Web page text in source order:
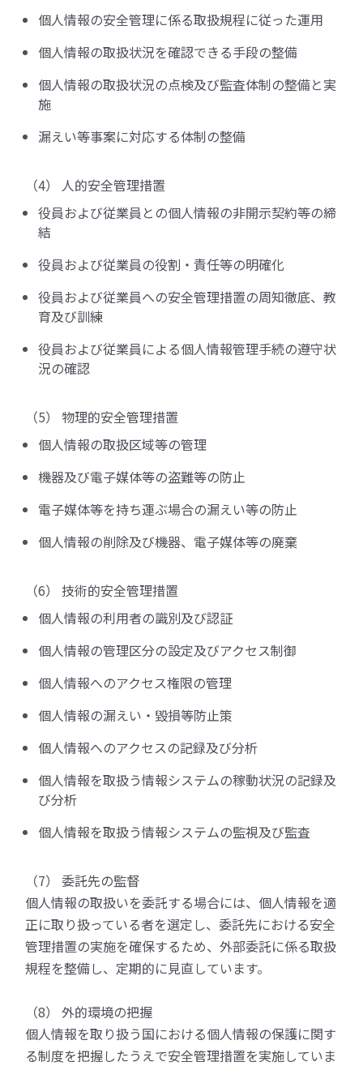
個人情報の安全管理に係る取扱規程に従った運用
個人情報の取扱状況を確認できる手段の整備
個人情報の取扱状況の点検及び監査体制の整備と実
施
漏えい等事案に対応する体制の整備
（4） 人的安全管理措置
役員および従業員との個人情報の非開示契約等の締
結
役員および従業員の役割・責任等の明確化
役員および従業員への安全管理措置の周知徹底、教
育及び訓練
役員および従業員による個人情報管理手続の遵守状
況の確認
（5） 物理的安全管理措置
個人情報の取扱区域等の管理
機器及び電子媒体等の盗難等の防止
電子媒体等を持ち運ぶ場合の漏えい等の防止
個人情報の削除及び機器、電子媒体等の廃棄
（6） 技術的安全管理措置
個人情報の利用者の識別及び認証
個人情報の管理区分の設定及びアクセス制御
個人情報へのアクセス権限の管理
個人情報の漏えい・毀損等防止策
個人情報へのアクセスの記録及び分析
個人情報を取扱う情報システムの稼動状況の記録及
び分析
個人情報を取扱う情報システムの監視及び監査
（7） 委託先の監督
個人情報の取扱いを委託する場合には、個人情報を適
正に取り扱っている者を選定し、委託先における安全
管理措置の実施を確保するため、外部委託に係る取扱
規程を整備し、定期的に見直しています。
（8） 外的環境の把握
個人情報を取り扱う国における個人情報の保護に関す
る制度を把握したうえで安全管理措置を実施していま